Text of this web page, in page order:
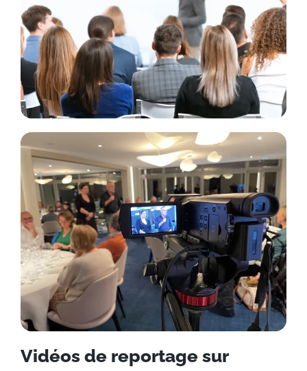
Vidéos de reportage sur